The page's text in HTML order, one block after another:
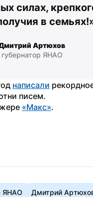
силах,
в
Артюхов
губернатор ЯНАО
написали
писем.
«Макс».
ЯНАО Дмитрий